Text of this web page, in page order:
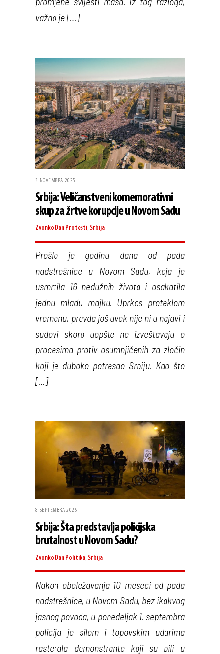
važno je […]
3 NOVEMBRA 2025
Srbija: Veličanstveni komemorativni
skup za žrtve korupcije u Novom Sadu
Zvonko Dan Protesti Srbija
Prošlo je godinu dana od pada
nadstrešnice u Novom Sadu, koja je
usmrtila 16 nedužnih života i osakatila
jednu mladu majku. Uprkos proteklom
vremenu, pravda još uvek nije ni u najavi i
sudovi skoro uopšte ne izveštavaju o
procesima protiv osumnjičenih za zločin
koji je duboko potresao Srbiju. Kao što
[…]
8 SEPTEMBRA 2025
Srbija: Šta predstavlja policijska
brutalnost u Novom Sadu?
Zvonko Dan Politika Srbija
Nakon obeležavanja 10 meseci od pada
nadstrešnice, u Novom Sadu, bez ikakvog
jasnog povoda, u ponedeljak 1. septembra
policija je silom i topovskim udarima
rasterala demonstrante koji su bili u